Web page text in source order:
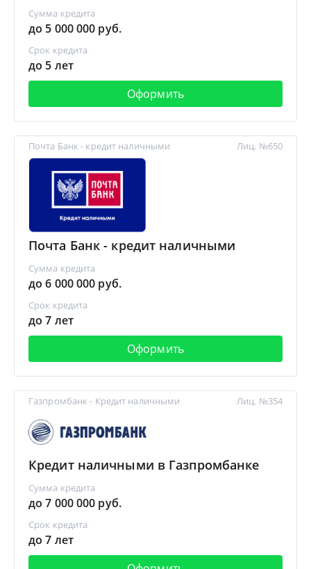
Сумма кредита
до 5 000 000 руб.
Срок кредита
до 5 лет
Оформить
Почта Банк - кредит наличными
Почта Банк - кредит наличными
Сумма кредита
до 6 000 000 руб.
Срок кредита
до 7 лет
Оформить
Лиц. №650
Газпромбанк - Кредит наличными
Кредит наличными в Газпромбанке
Сумма кредита
до 7 000 000 руб.
Срок кредита
до 7 лет
Лиц. №354